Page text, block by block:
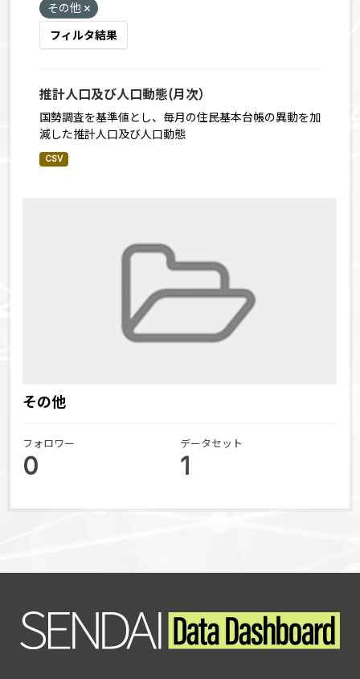
その他
フォロワー
0
データセット
1
その他
フィルタ結果
推計人口及び人口動態(月次）
国勢調査を基準値とし、毎月の住民基本台帳の異動を加
減した推計人口及び人口動態
CSV